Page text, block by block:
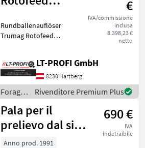
€
IVA/commissione
inclusa
8.398,23 €
netto
Rundballenauflöser
Trumag Rotofeed
zum Auflösen und Verteilen
von Rund- u. Quaderballen
gezogen Aufnahme des
Ballen über Hec
LT-PROFI GmbH
8230 Hartberg
Foraggiamento
/
Trumag
Rivenditore Premium Plus
Pala per il
prelievo dal silo
Trumag
690 €
IVA
indetraibile
Anno prod. 1991